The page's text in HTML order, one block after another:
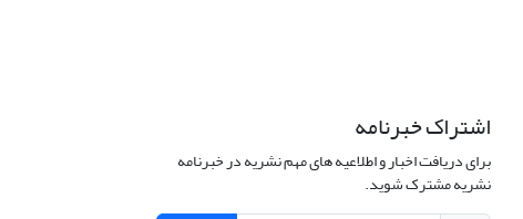
اشتراک خبرنامه
برای دریافت اخبار و اطلاعیه های مهم نشریه در خبرنامه
نشریه مشترک شوید.